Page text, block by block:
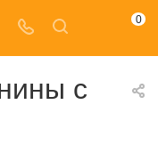
0
с